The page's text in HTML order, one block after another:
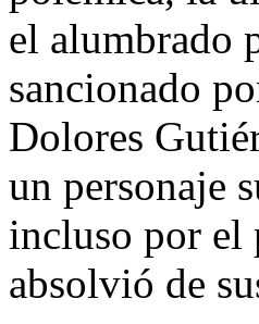
el alumbrado
sancionado
Dolores
un personaje
incluso por el
absolvió de